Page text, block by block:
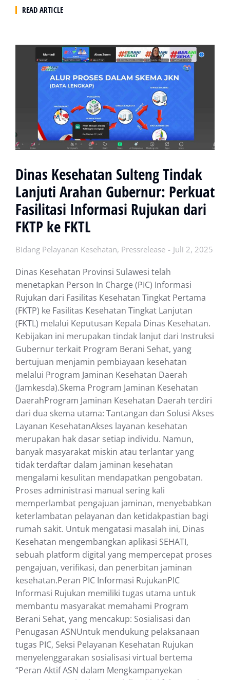
READ ARTICLE
Dinas Kesehatan Sulteng Tindak
Lanjuti Arahan Gubernur: Perkuat
Fasilitasi Informasi Rujukan dari
FKTP ke FKTL
Bidang Pelayanan Kesehatan, Pressrelease Juli 2, 2025
Dinas Kesehatan Provinsi Sulawesi telah
menetapkan Person In Charge (PIC) Informasi
Rujukan dari Fasilitas Kesehatan Tingkat Pertama
(FKTP) ke Fasilitas Kesehatan Tingkat Lanjutan
(FKTL) melalui Keputusan Kepala Dinas Kesehatan.
Kebijakan ini merupakan tindak lanjut dari Instruksi
Gubernur terkait Program Berani Sehat, yang
bertujuan menjamin pembiayaan kesehatan
melalui Program Jaminan Kesehatan Daerah
(Jamkesda).Skema Program Jaminan Kesehatan
DaerahProgram Jaminan Kesehatan Daerah terdiri
dari dua skema utama: Tantangan dan Solusi Akses
Layanan KesehatanAkses layanan kesehatan
merupakan hak dasar setiap individu. Namun,
banyak masyarakat miskin atau terlantar yang
tidak terdaftar dalam jaminan kesehatan
mengalami kesulitan mendapatkan pengobatan.
Proses administrasi manual sering kali
memperlambat pengajuan jaminan, menyebabkan
keterlambatan pelayanan dan ketidakpastian bagi
rumah sakit. Untuk mengatasi masalah ini, Dinas
Kesehatan mengembangkan aplikasi SEHATI,
sebuah platform digital yang mempercepat proses
pengajuan, verifikasi, dan penerbitan jaminan
kesehatan.Peran PIC Informasi RujukanPIC
Informasi Rujukan memiliki tugas utama untuk
membantu masyarakat memahami Program
Berani Sehat, yang mencakup: Sosialisasi dan
Penugasan ASNUntuk mendukung pelaksanaan
tugas PIC, Seksi Pelayanan Kesehatan Rujukan
menyelenggarakan sosialisasi virtual bertema
“Peran Aktif ASN dalam Mengkampanyekan